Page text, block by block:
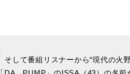
そして番組リスナーから“現代の火